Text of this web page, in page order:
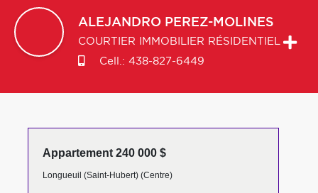
ALEJANDRO PEREZ-MOLINES
COURTIER IMMOBILIER RÉSIDENTIEL
Cell.: 438-827-6449
Appartement 240 000 $
Longueuil (Saint-Hubert) (Centre)